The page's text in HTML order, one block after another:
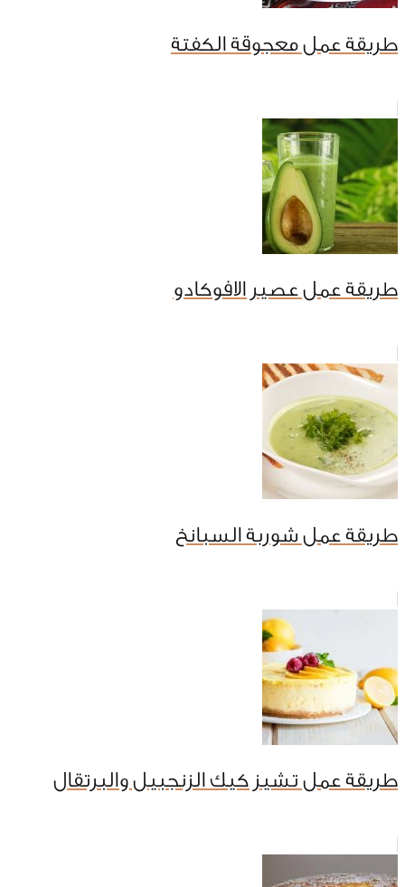
طريقة عمل معجوقة الكفتة
طريقة عمل عصير الافوكادو
طريقة عمل شوربة السبانخ
طريقة عمل تشيز كيك الزنجبيل والبرتقال